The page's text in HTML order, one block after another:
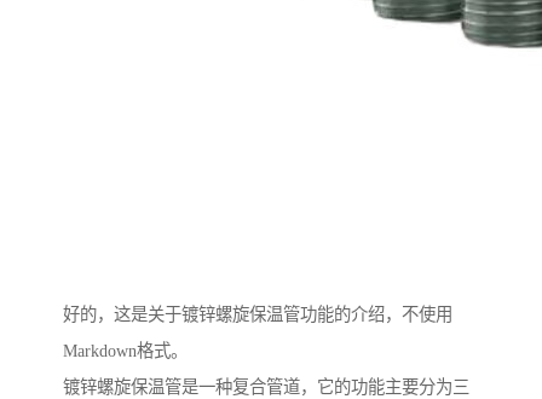
好的，这是关于镀锌螺旋保温管功能的介绍，不使用
Markdown格式。
镀锌螺旋保温管是一种复合管道，它的功能主要分为三